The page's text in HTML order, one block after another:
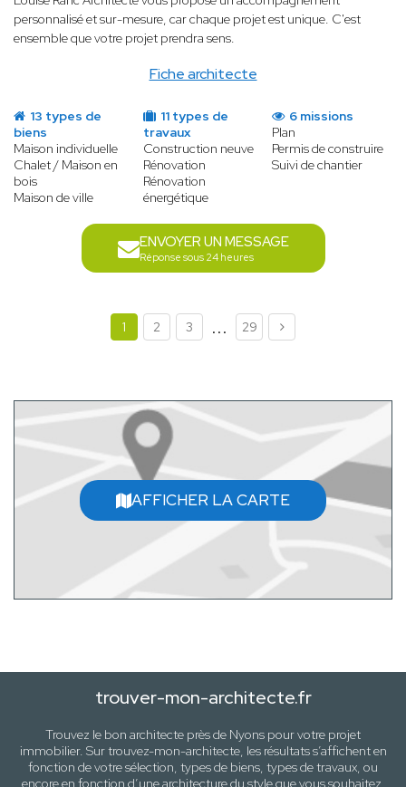
Fiche architecte
personnalisé et sur-mesure, car chaque projet est unique. C'est
ensemble que votre projet prendra sens.
13 types de
biens
Maison individuelle
Chalet / Maison en
bois
Maison de ville
11 types de
travaux
Construction neuve
Rénovation
Rénovation
énergétique
6 missions
Plan
Permis de construire
Suivi de chantier
ENVOYER UN MESSAGE
Réponse sous 24 heures
1 2 3 ... 29
AFFICHER LA CARTE
trouver-mon-architecte.fr
Trouvez le bon architecte près de Nyons pour votre projet
immobilier. Sur trouvez-mon-architecte, les résultats s’affichent en
fonction de votre sélection, types de biens, types de travaux, ou
encore en fonction d’une architecturedu style que vous souhaitez.